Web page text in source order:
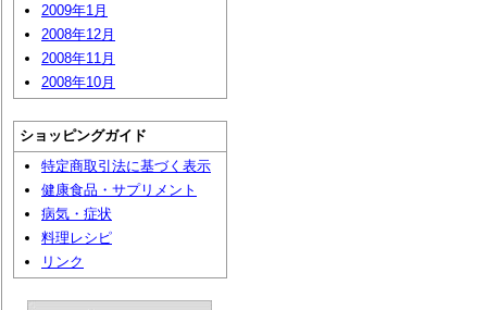
2009年1月
2008年12月
2008年11月
2008年10月
ショッピングガイド
特定商取引法に基づく表示
健康食品・サプリメント
病気・症状
料理レシピ
リンク